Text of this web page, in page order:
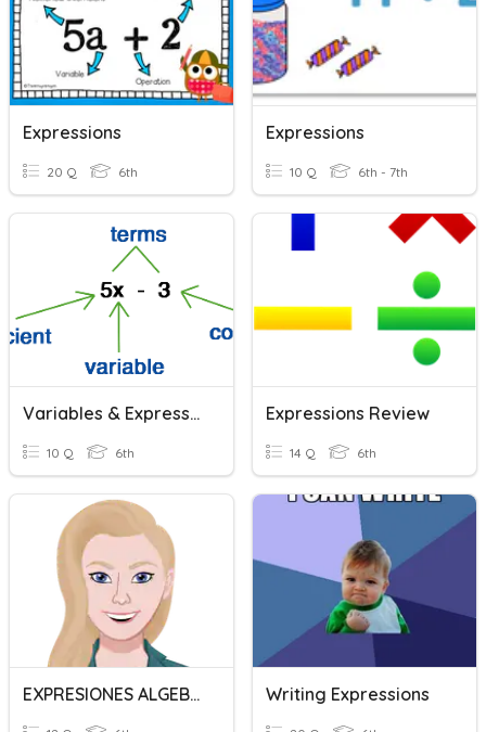
Expressions
20 Q 6th
Expressions
10 Q 6th - 7th
Variables & Expressions
10 Q 6th
Expressions Review
14 Q 6th
EXPRESIONES ALGEBRAICAS 1ºESO Writing Expressions